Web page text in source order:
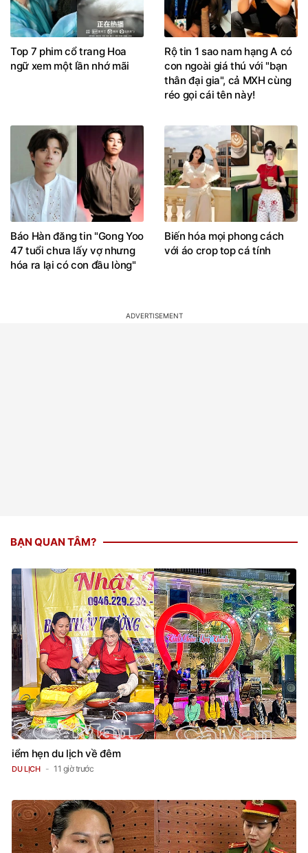
Top 7 phim cổ trang Hoa
ngữ xem một lần nhớ mãi
Rộ tin 1 sao nam hạng A có
con ngoài giá thú với "bạn
thân đại gia", cả MXH cùng
réo gọi cái tên này!
Báo Hàn đăng tin "Gong Yoo
47 tuổi chưa lấy vợ nhưng
hóa ra lại có con đầu lòng"
Biến hóa mọi phong cách
với áo crop top cá tính
BẠN QUAN TÂM?
iểm hẹn du lịch về đêm
DU LỊCH 11 giờ trước